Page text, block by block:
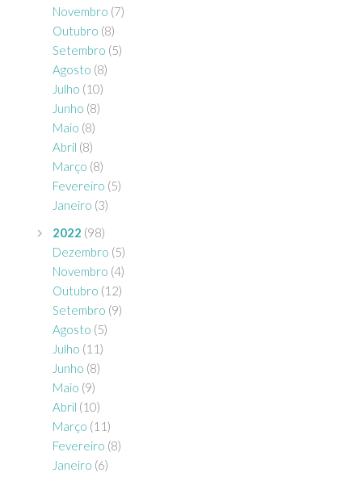
Novembro (7)
Outubro (8)
Setembro (5)
Agosto (8)
Julho (10)
Junho (8)
Maio (8)
Abril (8)
Março (8)
Fevereiro (5)
Janeiro (3)
2022 (98)
Dezembro (5)
Novembro (4)
Outubro (12)
Setembro (9)
Agosto (5)
Julho (11)
Junho (8)
Maio (9)
Abril (10)
Março (11)
Fevereiro (8)
Janeiro (6)